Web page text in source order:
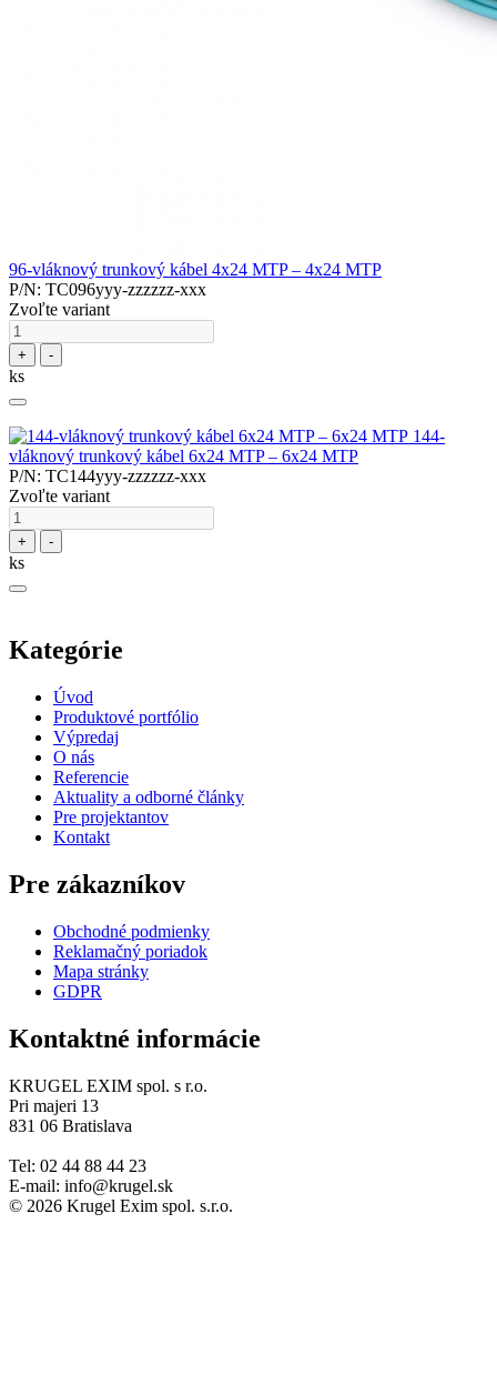
96-vláknový trunkový kábel 4x24 MTP – 4x24 MTP
P/N: TC096yyy-zzzzzz-xxx
Zvoľte variant
+ -
ks
144-
vláknový trunkový kábel 6x24 MTP – 6x24 MTP
P/N: TC144yyy-zzzzzz-xxx
Zvoľte variant
+ -
ks
Kategórie
Úvod
Produktové portfólio
Výpredaj
O nás
Referencie
Aktuality a odborné články
Pre projektantov
Kontakt
Pre zákazníkov
Obchodné podmienky
Reklamačný poriadok
Mapa stránky
GDPR
Kontaktné informácie
KRUGEL EXIM spol. s r.o.
Pri majeri 13
831 06 Bratislava
Tel: 02 44 88 44 23
E-mail: info@krugel.sk
© 2026 Krugel Exim spol. s.r.o.